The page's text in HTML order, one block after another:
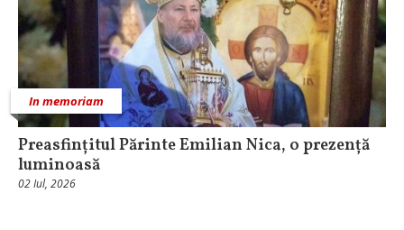
In memoriam
Preasfințitul Părinte Emilian Nica, o prezență
luminoasă
02 Iul, 2026